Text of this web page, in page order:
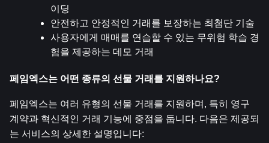
이딩
안전하고 안정적인 거래를 보장하는 최첨단 기술
사용자에게 매매를 연습할 수 있는 무위험 학습 경
험을 제공하는 데모 거래
페임엑스는 어떤 종류의 선물 거래를 지원하나요?
페임엑스는 여러 유형의 선물 거래를 지원하며, 특히 영구
계약과 혁신적인 거래 기능에 중점을 둡니다. 다음은 제공되
는 서비스의 상세한 설명입니다: